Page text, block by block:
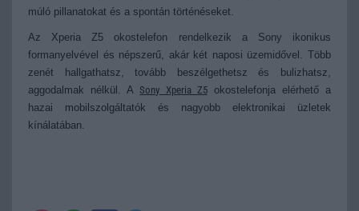
múló pillanatokat és a spontán történéseket.
Az Xperia Z5 okostelefon rendelkezik a Sony ikonikus
formanyelvével és népszerű, akár két naposi üzemidővel. Több
zenét hallgathatsz, tovább beszélgethetsz és bulizhatsz,
aggodalmak nélkül.A Sony Xperia Z5okostelefonja elérhető a
hazai mobilszolgáltatók és nagyobb elektronikai üzletek
kínálatában.